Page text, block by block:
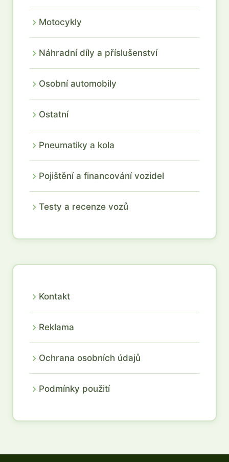
Motocykly
Náhradní díly a příslušenství
Osobní automobily
Ostatní
Pneumatiky a kola
Pojištění a financování vozidel
Testy a recenze vozů
Kontakt
Reklama
Ochrana osobních údajů
Podmínky použití